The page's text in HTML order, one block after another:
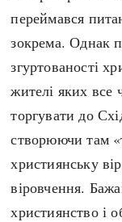
переймався
зокрема. Однак
згуртованості
жителі яких все
торгувати до
створюючи там
християнську
віровчення.
християнство і